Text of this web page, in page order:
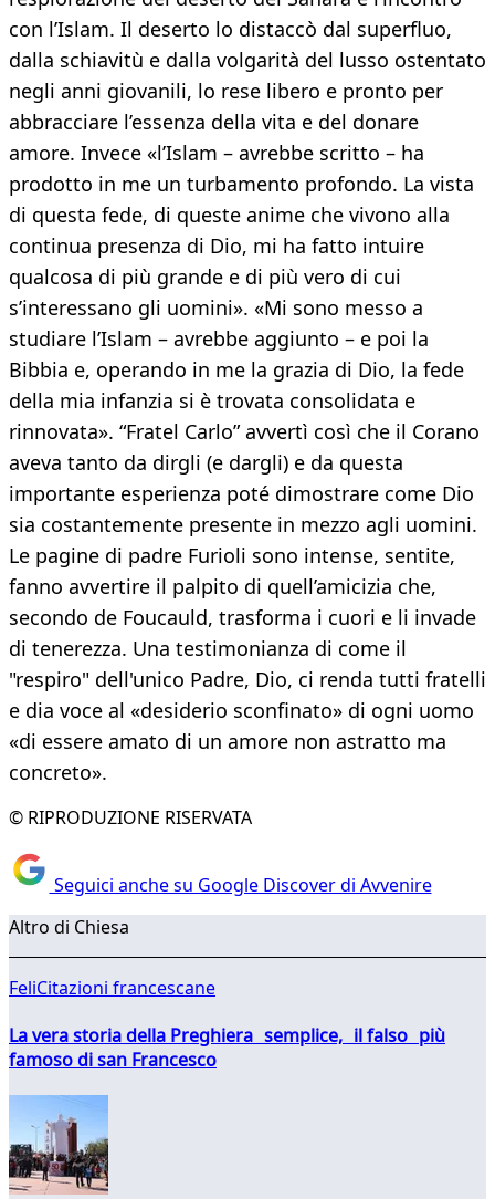
con l’Islam. Il deserto lo distaccò dal superfluo,
dalla schiavitù e dalla volgarità del lusso ostentato
negli anni giovanili, lo rese libero e pronto per
abbracciare l’essenza della vita e del donare
amore. Invece «l’Islam – avrebbe scritto – ha
prodotto in me un turbamento profondo. La vista
di questa fede, di queste anime che vivono alla
continua presenza di Dio, mi ha fatto intuire
qualcosa di più grande e di più vero di cui
s’interessano gli uomini». «Mi sono messo a
studiare l’Islam – avrebbe aggiunto – e poi la
Bibbia e, operando in me la grazia di Dio, la fede
della mia infanzia si è trovata consolidata e
rinnovata». “Fratel Carlo” avvertì così che il Corano
aveva tanto da dirgli (e dargli) e da questa
importante esperienza poté dimostrare come Dio
sia costantemente presente in mezzo agli uomini.
Le pagine di padre Furioli sono intense, sentite,
fanno avvertire il palpito di quell’amicizia che,
secondo de Foucauld, trasforma i cuori e li invade
di tenerezza. Una testimonianza di come il
"respiro" dell'unico Padre, Dio, ci renda tutti fratelli
e dia voce al «desiderio sconfinato» di ogni uomo
«di essere amato di un amore non astratto ma
concreto».
© RIPRODUZIONE RISERVATA
Seguici anche su Google Discover di Avvenire
Altro di Chiesa
FeliCitazioni francescane
La vera storia della Preghiera semplice, il falso più
famoso di san Francesco